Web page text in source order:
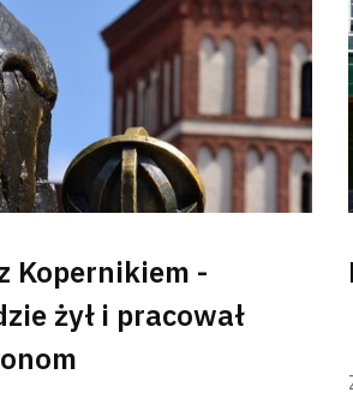
Kopernikiem -
żył i pracował